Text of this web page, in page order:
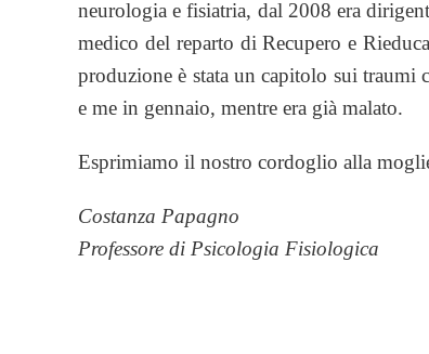
neurologia e fisiatria, dal 2008 era
medico del reparto di Recupero e
produzione è stata un capitolo sui traumi
e me in gennaio, mentre era già malato.
Esprimiamo il nostro cordoglio alla
Costanza Papagno
Professore di Psicologia Fisiologica